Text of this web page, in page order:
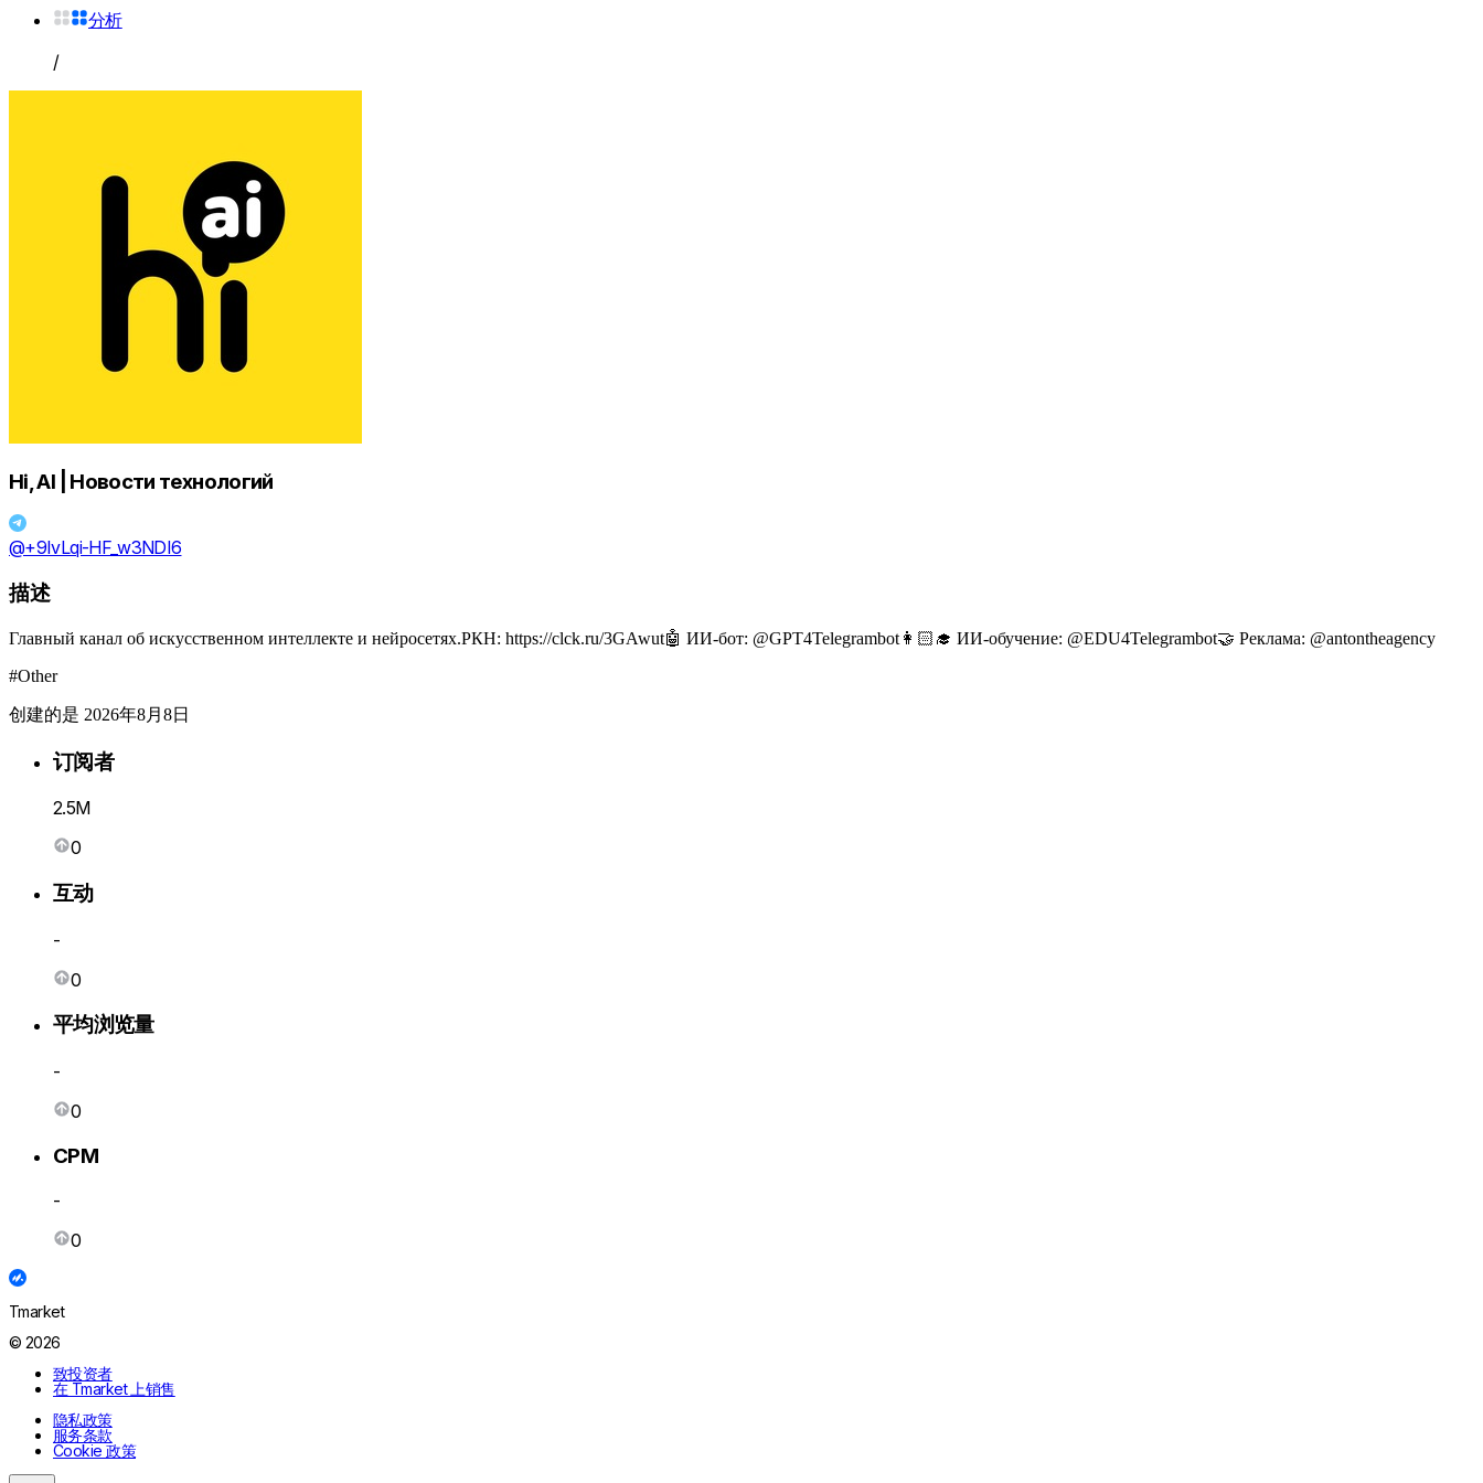
分析
/
Hi, AI | Новости технологий
@+9IvLqi-HF_w3NDI6
描述
Главный канал об искусственном интеллекте и нейросетях.РКН: https://clck.ru/3GAwut🤖 ИИ-бот: @GPT4Telegrambot👩🏻‍🎓 ИИ-обучение: @EDU4Telegrambot🤝 Реклама: @antontheagency
#Other
创建的是 2026年8月8日
订阅者
2.5M
0
互动
-
0
平均浏览量
-
0
CPM
-
0
Tmarket
© 2026
致投资者
在 Tmarket 上销售
隐私政策
服务条款
Cookie 政策